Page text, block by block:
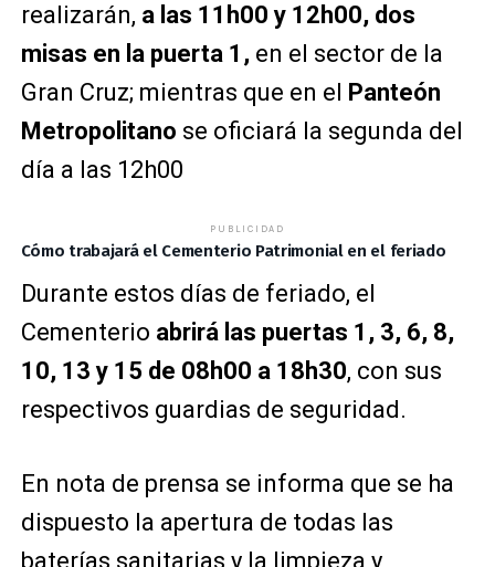
realizarán, a las 11h00 y 12h00, dos
misas en la puerta 1,en el sector de la
Gran Cruz; mientras que en el Panteón
Metropolitano se oficiará la segunda del
día a las 12h00
PUBLICIDAD
Cómo trabajará el Cementerio Patrimonial en el feriado
Durante estos días de feriado, el
Cementerio abrirá las puertas 1, 3, 6, 8,
10, 13 y 15 de 08h00 a 18h30, con sus
respectivos guardias de seguridad.
En nota de prensa se informa que se ha
dispuesto la apertura de todas las
baterías sanitarias y la limpieza y